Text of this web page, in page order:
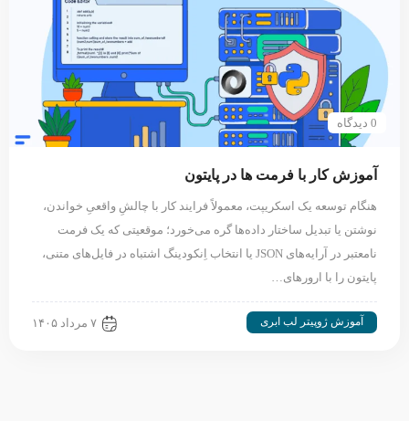
0 دیدگاه
آموزش کار با فرمت ها در پایتون
هنگام توسعه یک اسکریپت، معمولاً فرایند کار با چالشِ واقعیِ خواندن،
نوشتن یا تبدیل ساختار داده‌ها گره می‌خورد؛ موقعیتی که یک فرمت
نامعتبر در آرایه‌های JSON یا انتخاب اِنکودینگ اشتباه در فایل‌های متنی،
پایتون را با ارورهای…
آموزش ژوپیتر لب ابری ۷ مرداد ۱۴۰۵